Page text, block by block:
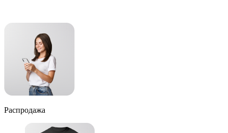
Распродажа